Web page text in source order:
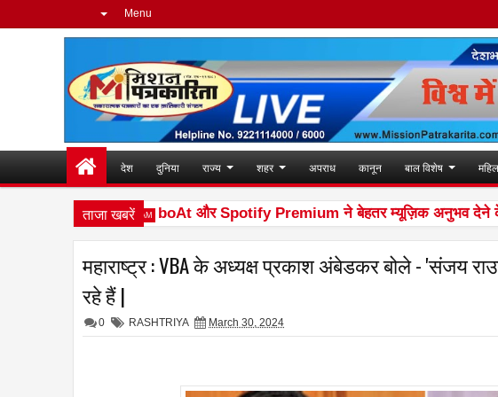
Menu
देश दुनिया राज्य शहर अपराध कानून बाल विशेष
ताजा खबरें
10:02 AM boAt और Spotify Premium ने बेहतर म्यूज़िक अनुभव देने के लिए
महाराष्ट्र : VBA के अध्यक्ष प्रकाश अंबेडकर बोले - 'संजय
रहे हैं |
0 RASHTRIYA March 30, 2024